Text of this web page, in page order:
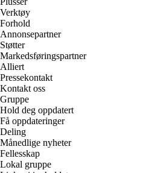
Verktøy
Forhold
Annonsepartner
Støtter
Markedsføringspartner
Alliert
Pressekontakt
Kontakt oss
Gruppe
Hold deg oppdatert
Få oppdateringer
Deling
Månedlige nyheter
Fellesskap
Lokal gruppe